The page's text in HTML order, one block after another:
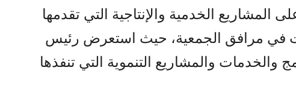
الخدمية والإنتاجية التي تقدمها
في مرافق الجمعية، حيث استعرض رئيس
والخدمات والمشاريع التنموية التي تنفذها